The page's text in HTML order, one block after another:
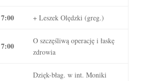
7:00 + Leszek Olędzki (greg.)
7:00
O szczęśliwą operację i łaskę
zdrowia
Dzięk-błag. w int. Moniki